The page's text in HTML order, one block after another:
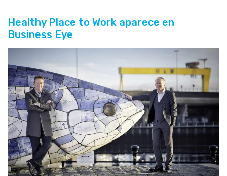
Healthy Place to Work aparece en
Business Eye